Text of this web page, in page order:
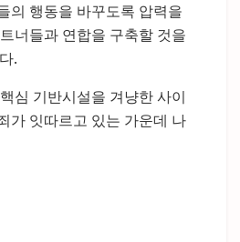
의 행동을 바꾸도록 압력을
너들과 연합을 구축할 것을
.
심 기반시설을 겨냥한 사이
가 잇따르고 있는 가운데 나